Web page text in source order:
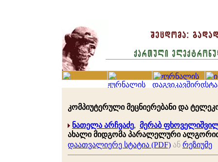
კომპიუტერული მეცნიერებანი და
ნათელა არჩვაძე, მერაბ
ახალი მიდგომა პარალელური
დაათვალიერე სტატია (PDF) ან რეზიუმე